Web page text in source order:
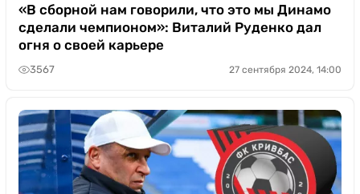
«В сборной нам говорили, что это мы Динамо
сделали чемпионом»: Виталий Руденко дал
огня о своей карьере
3567 27 сентября 2024, 14:00